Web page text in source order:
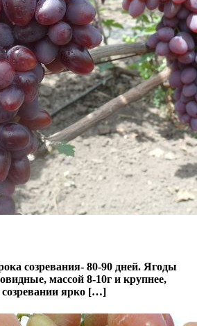
созревания- 80-90 дней. Ягоды
массой 8-10г и крупнее,
ярко […]